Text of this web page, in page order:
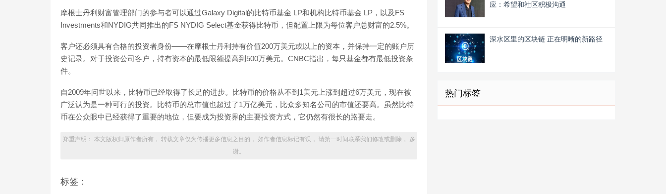
摩根士丹利财富管理部门的参与者可以通过Galaxy Digital的比特币基金 LP和机构比特币基金 LP，以及FS
Investments和NYDIG共同推出的FS NYDIG Select基金获得比特币，但配置上限为每位客户总财富的2.5%。
客户还必须具有合格的投资者身份——在摩根士丹利持有价值200万美元或以上的资本，并保持一定的账户历
史记录。对于投资公司客户，持有资本的最低限额提高到500万美元。CNBC指出，每只基金都有最低投资条
件。
自2009年问世以来，比特币已经取得了长足的进步。比特币的价格从不到1美元上涨到超过6万美元，现在被
广泛认为是一种可行的投资。比特币的总市值也超过了1万亿美元，比众多知名公司的市值还要高。虽然比特
币在公众眼中已经获得了重要的地位，但要成为投资界的主要投资方式，它仍然有很长的路要走。
郑重声明： 本文版权归原作者所有， 转载文章仅为传播更多信息之目的， 如作者信息标记有误， 请第一时间联系我们修改或删除， 多
谢。
标签：
应：希望和社区积极沟通
深水区里的区块链 正在明晰的新路径
热门标签